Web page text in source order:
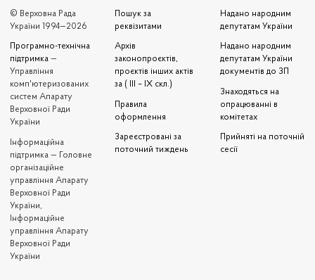
© Верховна Рада
України 1994—2026
Програмно-технічна
підтримка —
Управління
комп'ютеризованих
систем Апарату
Верховної Ради
України
Iнформаційна
підтримка — Головне
організаційне
управління Апарату
Верховної Ради
України,
Інформаційне
управління Апарату
Верховної Ради
України
Пошук за
реквізитами
Архів
законопроєктів,
проєктів інших актів
за ( III – IX скл.)
Правила
оформлення
Зареєстровані за
поточний тиждень
Надано народним
депутатам України
Надано народним
депутатам України
документів до ЗП
Знаходяться на
опрацюванні в
комітетах
Прийняті на поточній
сесії